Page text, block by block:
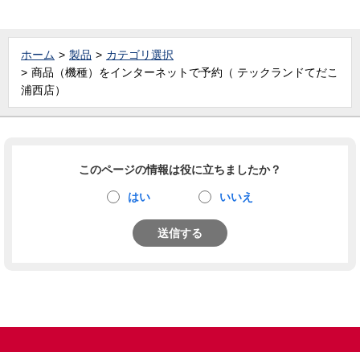
ホーム 製品
カテゴリ選択
商品（機種）をインターネットで予約（ テックランドてだこ
浦西店）
このページの情報は役に立ちましたか？
はい いいえ
送信する